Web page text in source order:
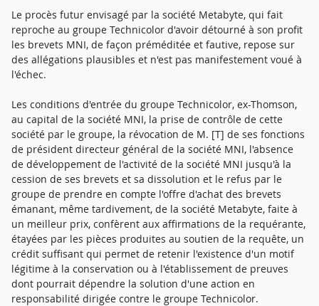
Le procès futur envisagé par la société Metabyte, qui fait
reproche au groupe Technicolor d'avoir détourné à son profit
les brevets MNI, de façon préméditée et fautive, repose sur
des allégations plausibles et n'est pas manifestement voué à
l'échec.
Les conditions d'entrée du groupe Technicolor, ex-Thomson,
au capital de la société MNI, la prise de contrôle de cette
société par le groupe, la révocation de M. [T] de ses fonctions
de président directeur général de la société MNI, l'absence
de développement de l'activité de la société MNI jusqu'à la
cession de ses brevets et sa dissolution et le refus par le
groupe de prendre en compte l'offre d'achat des brevets
émanant, même tardivement, de la société Metabyte, faite à
un meilleur prix, confèrent aux affirmations de la requérante,
étayées par les pièces produites au soutien de la requête, un
crédit suffisant qui permet de retenir l'existence d'un motif
légitime à la conservation ou à l'établissement de preuves
dont pourrait dépendre la solution d'une action en
responsabilité dirigée contre le groupe Technicolor.